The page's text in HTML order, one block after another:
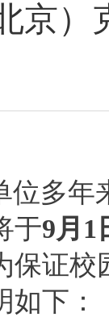
京）
位多年
于9月1
保证
下：